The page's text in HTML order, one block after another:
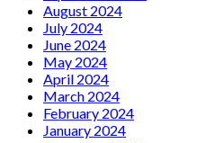
August 2024
July 2024
June 2024
May 2024
April 2024
March 2024
February 2024
January 2024